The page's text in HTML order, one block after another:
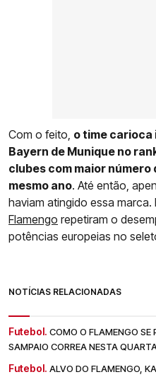
Com o feito, o time carioca
Bayern de Munique no
clubes com maior número
mesmo ano. Até então,
haviam atingido essa
Flamengo repetiram o
potências europeias no
NOTÍCIAS RELACIONADAS
Futebol. COMO O FLAMENGO SE
SAMPAIO CORREA NESTA
Futebol. ALVO DO FLAMENGO,